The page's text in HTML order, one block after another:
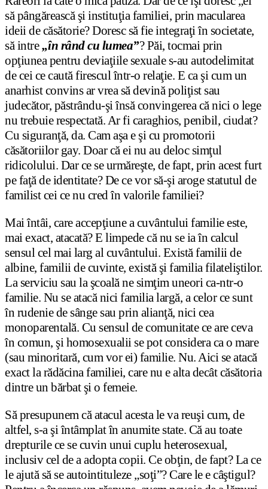
să pângărească şi instituţia familiei, prin macularea
ideii de căsătorie? Doresc să fie integraţi în societate,
să intre„în rând cu lumea”? Păi, tocmai prin
opţiunea pentru deviaţiile sexuale s-au autodelimitat
de cei ce caută firescul într-o relaţie. E ca şi cum un
anarhist convins ar vrea să devină poliţist sau
judecător, păstrându-şi însă convingerea că nici o lege
nu trebuie respectată. Ar fi caraghios, penibil, ciudat?
Cu siguranţă, da. Cam aşa e şi cu promotorii
căsătoriilor gay. Doar că ei nu au deloc simţul
ridicolului. Dar ce se urmăreşte, de fapt, prin acest furt
pe faţă de identitate? De ce vor să-şi aroge statutul de
familist cei ce nu cred în valorile familiei?
Mai întâi, care accepţiune a cuvântului familie este,
mai exact, atacată? E limpede că nu se ia în calcul
sensul cel mai larg al cuvântului. Există familii de
albine, familii de cuvinte, există şi familia filateliştilor.
La serviciu sau la şcoală ne simţim uneori ca-ntr-o
familie. Nu se atacă nici familia largă, a celor ce sunt
în rudenie de sânge sau prin alianţă, nici cea
monoparentală. Cu sensul de comunitate ce are ceva
în comun, şi homosexualii se pot considera ca o mare
(sau minoritară, cum vor ei) familie. Nu. Aici se atacă
exact la rădăcina familiei, care nu e alta decât căsătoria
dintre un bărbat şi o femeie.
Să presupunem că atacul acesta le va reuşi cum, de
altfel, s-a şi întâmplat în anumite state. Că au toate
drepturile ce se cuvin unui cuplu heterosexual,
inclusiv cel de a adopta copii. Ce obţin, de fapt? La ce
le ajută să se autointituleze „soţi”? Care le e câştigul?